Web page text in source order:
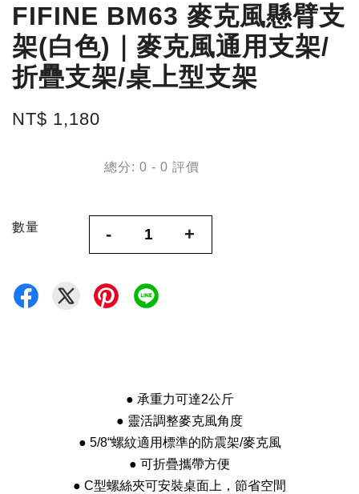
FIFINE BM63 麥克風懸臂支
架(白色)｜麥克風通用支架/
折疊支架/桌上型支架
NT$ 1,180
總分: 0 - 0 評價
數量 - +
● 承重力可達2公斤
● 靈活調整麥克風角度
● 5/8“螺紋適用標準的防震架/麥克風
● 可折疊攜帶方便
● C型螺絲夾可安裝桌面上，節省空間